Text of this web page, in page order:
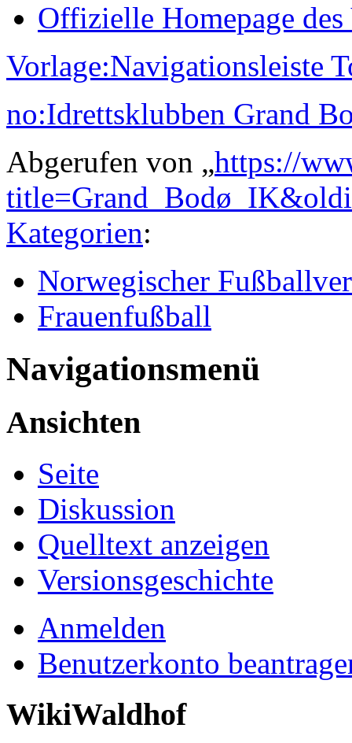
Offizielle Homepage des
Vorlage:Navigationsleiste
no:Idrettsklubben Grand
Abgerufen von „https://
Kategorien:
Norwegischer
Frauenfußball
Navigationsmenü
Ansichten
Seite
Diskussion
Quelltext anzeigen
Versionsgeschichte
Anmelden
Benutzerkonto
WikiWaldhof